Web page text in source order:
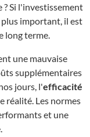
Si l'investissement
important, il est
long terme.
une mauvaise
supplémentaires
jours, l'efficacité
réalité. Les normes
et une